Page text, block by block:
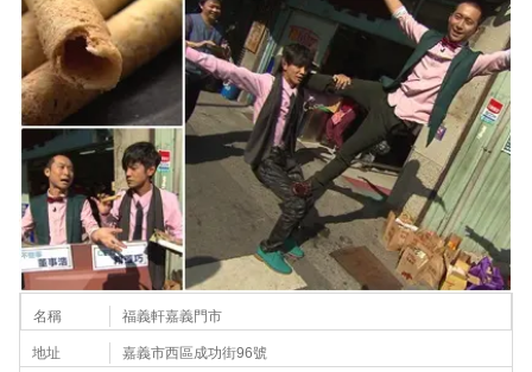
名稱 福義軒嘉義門市
地址 嘉義市西區成功街96號